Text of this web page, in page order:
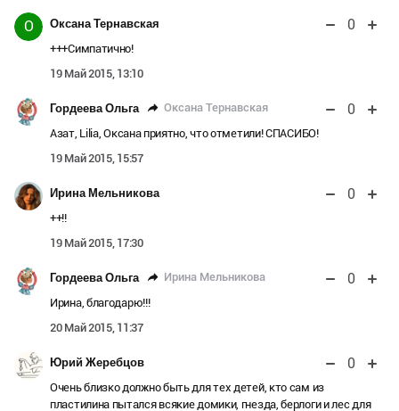
О Оксана Тернавская 0
+++Симпатично!
19 Май 2015, 13:10
Гордеева Ольга Оксана Тернавская 0
Азат, Lilia, Оксана приятно, что отметили! СПАСИБО!
19 Май 2015, 15:57
Ирина Мельникова 0
++!!
19 Май 2015, 17:30
Гордеева Ольга Ирина Мельникова 0
Ирина, благодарю!!!
20 Май 2015, 11:37
Юрий Жеребцов 0
Очень близко должно быть для тех детей, кто сам из
пластилина пытался всякие домики, гнезда, берлоги и лес для